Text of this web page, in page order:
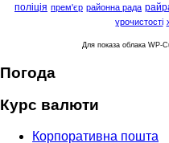
поліція прем'єр районна рада
урочистості
Для показа облака WP-
Погода
Курс валюти
Корпоративна пошта